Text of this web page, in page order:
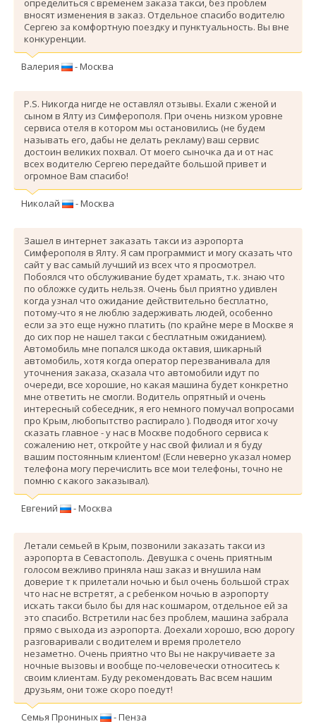
вносят изменения в заказ. Отдельное спасибо водителю
Сергею за комфортную поездку и пунктуальность. Вы вне
конкуренции.
Валерия - Москва
P.S. Никогда нигде не оставлял отзывы. Ехали с женой и
сыном в Ялту из Симферополя. При очень низком уровне
сервиса отеля в котором мы остановились (не будем
называть его, дабы не делать рекламу) ваш сервис
достоин великих похвал. От моего сыночка да и от нас
всех водителю Сергею передайте большой привет и
огромное Вам спасибо!
Николай - Москва
Зашел в интернет заказать такси из аэропорта
Симферополя в Ялту. Я сам программист и могу сказать что
сайт у вас самый лучший из всех что я просмотрел.
Побоялся что обслуживание будет храмать, т.к. знаю что
по обложке судить нельзя. Очень был приятно удивлен
когда узнал что ожидание действительно бесплатно,
потому-что я не люблю задерживать людей, особенно
если за это еще нужно платить (по крайне мере в Москве я
до сих пор не нашел такси с бесплатным ожиданием).
Автомобиль мне попался шкода октавия, шикарный
автомобиль, хотя когда оператор перезванивала для
уточнения заказа, сказала что автомобили идут по
очереди, все хорошие, но какая машина будет конкретно
мне ответить не смогли. Водитель опрятный и очень
интересный собеседник, я его немного помучал вопросами
про Крым, любопытство распирало ). Подводя итог хочу
сказать главное - у нас в Москве подобного сервиса к
сожалению нет, откройте у нас свой филиал и я буду
вашим постоянным клиентом! (Если неверно указал номер
телефона могу перечислить все мои телефоны, точно не
помню с какого заказывал).
Евгений - Москва
Летали семьей в Крым, позвонили заказать такси из
аэропорта в Севастополь. Девушка с очень приятным
голосом вежливо приняла наш заказ и внушила нам
доверие т к прилетали ночью и был очень большой страх
что нас не встретят, а с ребенком ночью в аэропорту
искать такси было бы для нас кошмаром, отдельное ей за
это спасибо. Вcтретили нас без проблем, машина забрала
прямо с выхода из аэропорта. Доехали хорошо, всю дорогу
разговаривали с водителем и время пролетело
незаметно. Очень приятно что Вы не накручиваете за
ночные вызовы и вообще по-человечески относитесь к
своим клиентам. Буду рекомендовать Вас всем нашим
друзьям, они тоже скоро поедут!
Семья Прониных - Пенза